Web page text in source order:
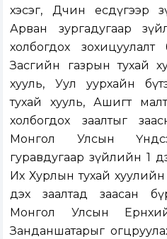
хэсэг, Дөчин есдүгээр
Арван зургадугаар
холбогдох
Засгийн газрын тухай
хууль, Уул уурхайн
тухай хууль, Ашигт
холбогдох заалтыг
Монгол Улсын
гуравдугаар зүйлийн 1
Их Хурлын тухай хуулийн
дэх заалтад заасан
Монгол Улсын
Занданшатарыг